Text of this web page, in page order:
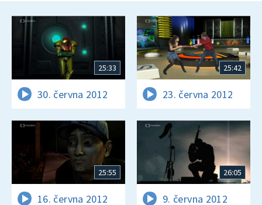
25:33
30. června 2012
25:42
23. června 2012
25:55
16. června 2012
26:05
9. června 2012